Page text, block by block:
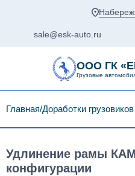
sale@esk-auto.ru
ООО ГК
Грузовые
Главная Доработки
Удлинение рамы
конфигурации